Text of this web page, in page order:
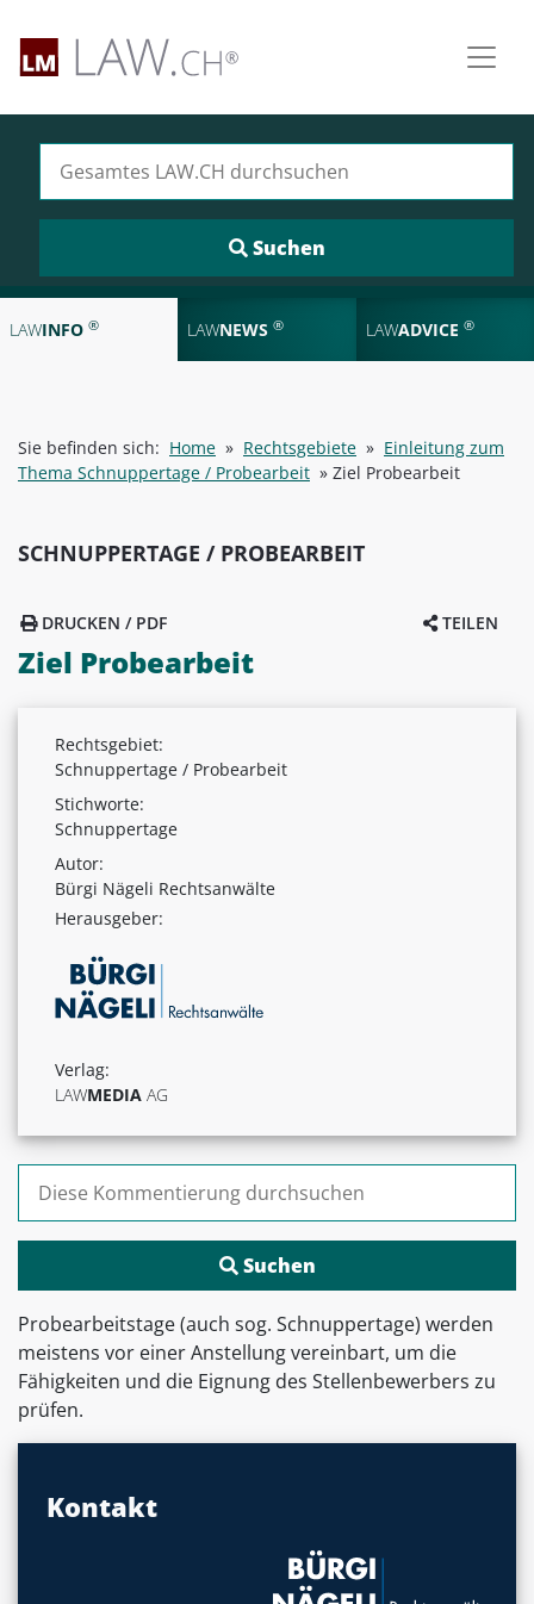
LAWINFO ® LAWNEWS ® LAWADVICE ®
Sie befinden sich: Home » Rechtsgebiete » Einleitung zum
Thema Schnuppertage / Probearbeit » Ziel Probearbeit
SCHNUPPERTAGE / PROBEARBEIT
TEILEN
DRUCKEN / PDF
Ziel Probearbeit
Rechtsgebiet:
Schnuppertage / Probearbeit
Stichworte:
Schnuppertage
Autor:
Bürgi Nägeli Rechtsanwälte
Herausgeber:
Verlag:
LAWMEDIA AG
Suchen nach:
Probearbeitstage (auch sog. Schnuppertage) werden
meistens vor einer Anstellung vereinbart, um die
Fähigkeiten und die Eignung des Stellenbewerbers zu
prüfen.
Kontakt